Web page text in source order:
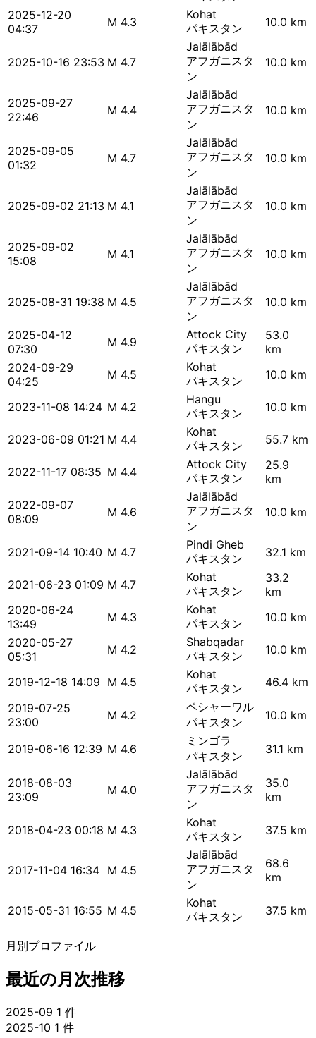
2025-12-20
04:37
M 4.3
Kohat
パキスタン
10.0 km
2025-10-16 23:53 M 4.7
Jalālābād
アフガニスタ
ン
10.0 km
2025-09-27
22:46
M 4.4
Jalālābād
アフガニスタ
ン
10.0 km
2025-09-05
01:32
M 4.7
Jalālābād
アフガニスタ
ン
10.0 km
2025-09-02 21:13 M 4.1
Jalālābād
アフガニスタ
ン
10.0 km
2025-09-02
15:08
M 4.1
Jalālābād
アフガニスタ
ン
10.0 km
2025-08-31 19:38 M 4.5
Jalālābād
アフガニスタ
ン
10.0 km
2025-04-12
07:30
M 4.9
Attock City
パキスタン
53.0
km
2024-09-29
04:25
M 4.5
Kohat
パキスタン
10.0 km
2023-11-08 14:24 M 4.2
Hangu
パキスタン
10.0 km
2023-06-09 01:21 M 4.4
Kohat
パキスタン
55.7 km
2022-11-17 08:35 M 4.4
Attock City
パキスタン
25.9
km
2022-09-07
08:09
M 4.6
Jalālābād
アフガニスタ
ン
10.0 km
2021-09-14 10:40 M 4.7
Pindi Gheb
パキスタン
32.1 km
2021-06-23 01:09 M 4.7
Kohat
パキスタン
33.2
km
2020-06-24
13:49
M 4.3
Kohat
パキスタン
10.0 km
2020-05-27
05:31
M 4.2
Shabqadar
パキスタン
10.0 km
2019-12-18 14:09 M 4.5
Kohat
パキスタン
46.4 km
2019-07-25
23:00
M 4.2
ペシャーワル
パキスタン
10.0 km
2019-06-16 12:39 M 4.6
ミンゴラ
パキスタン
31.1 km
2018-08-03
23:09
M 4.0
Jalālābād
アフガニスタ
ン
35.0
km
2018-04-23 00:18 M 4.3
Kohat
パキスタン
37.5 km
2017-11-04 16:34 M 4.5
Jalālābād
アフガニスタ
ン
68.6
km
2015-05-31 16:55 M 4.5
Kohat
パキスタン
37.5 km
月別プロファイル
最近の月次推移
2025-09 1 件
2025-10 1 件